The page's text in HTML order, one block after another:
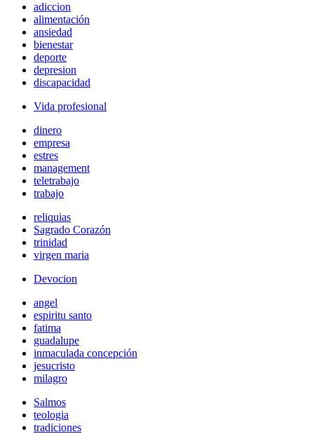
adiccion
alimentación
ansiedad
bienestar
deporte
depresion
discapacidad
Vida profesional
dinero
empresa
estres
management
teletrabajo
trabajo
reliquias
Sagrado Corazón
trinidad
virgen maria
Devocion
angel
espiritu santo
fatima
guadalupe
inmaculada concepción
jesucristo
milagro
Salmos
teologia
tradiciones